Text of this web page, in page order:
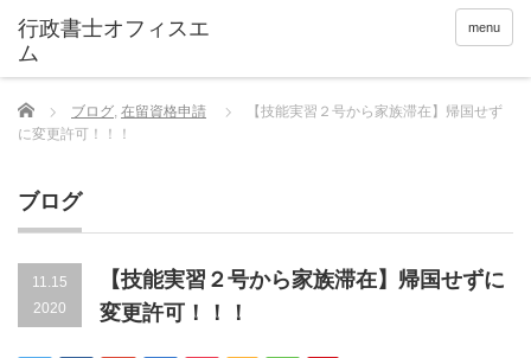
menu
Home ブログ, 在留資格申請
【技能実習２号から家族滞在】帰国せず
に変更許可！！！
ブログ
11.15
2020
【技能実習２号から家族滞在】帰国せずに
変更許可！！！